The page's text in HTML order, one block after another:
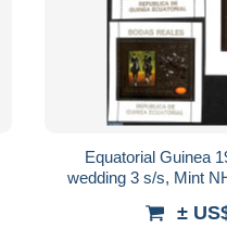
Equatorial Guinea
wedding 3 s/s, Mint
±